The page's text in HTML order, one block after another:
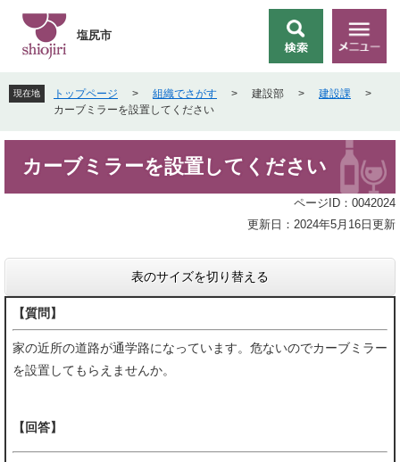
先
頭
す
を
飛
し
文
索
メ
ニ
ー
塩尻市
現在地 トップページ > 組織でさがす > 建設部 > 建設課
>
カーブミラーを設置してください
カーブミラーを設置してください
ページID：0042024
更新日：2024年5月16日更新
表のサイズを切り替える
【質問】
家の近所の道路が通学路になっています。危ないのでカーブミラー
を設置してもらえませんか。​
【回答】